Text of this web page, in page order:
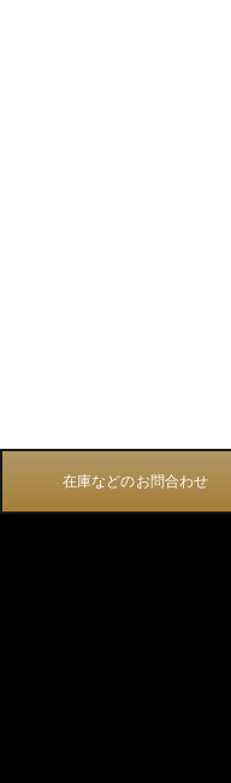
在庫などのお問合わせ